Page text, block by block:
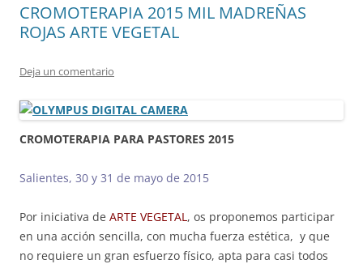
CROMOTERAPIA 2015 MIL MADREÑAS
Deja un comentario
CROMOTERAPIA PARA PASTORES 2015
Salientes, 30 y 31 de mayo de 2015
Por iniciativa de ARTE VEGETAL, os proponemos participar
en una acción sencilla, con mucha fuerza estética, y que
no requiere un gran esfuerzo físico, apta para casi todos